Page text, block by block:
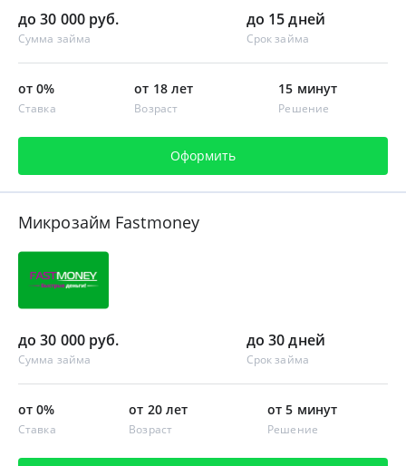
до 30 000 руб.
Сумма займа
до 15 дней
Срок займа
от 0%
Ставка
от 18 лет
Возраст
15 минут
Решение
Оформить
Микрозайм Fastmoney
до 30 000 руб.
Сумма займа
до 30 дней
Срок займа
от 0%
Ставка
от 20 лет
Возраст
от 5 минут
Решение